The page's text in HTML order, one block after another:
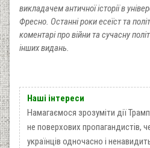
викладачем античної історії в
Фресно. Останні роки есеїст та
коментарі про війни та сучасну
інших видань.
Наші інтереси
Намагаємося зрозуміти дії
не поверхових пропагандистів,
українців одночасно і